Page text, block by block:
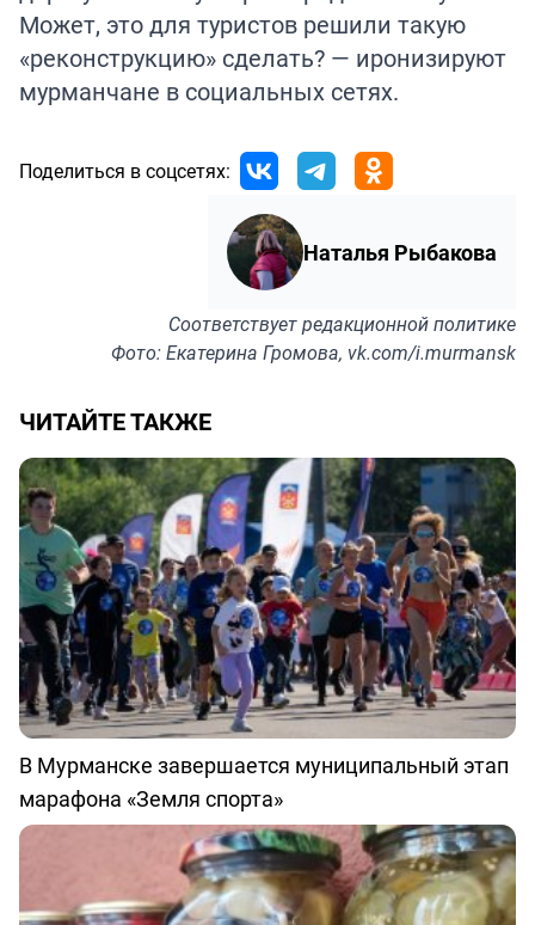
Может, это для туристов решили такую
«реконструкцию» сделать? — иронизируют
мурманчане в социальных сетях.
Поделиться в соцсетях:
Наталья Рыбакова
Соответствуетредакционной политике
Фото: Екатерина Громова, vk.com/i.murmansk
ЧИТАЙТЕ ТАКЖЕ
В Мурманске завершается муниципальный этап
марафона «Земля спорта»